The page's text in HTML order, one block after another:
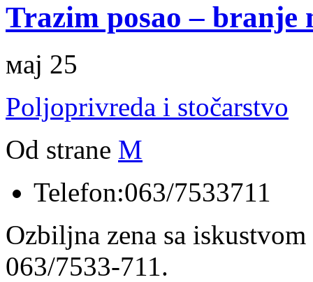
Trazim posao – branje
мај 25
Poljoprivreda i stočarstvo
Od strane M
Telefon:063/7533711
Ozbiljna zena sa
063/7533-711.